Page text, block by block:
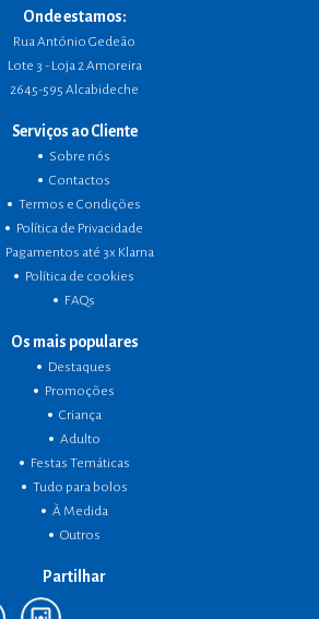
Onde estamos:
Rua António Gedeão
Lote 3 - Loja 2 Amoreira
2645-595 Alcabideche
Serviços ao Cliente
Sobre nós
Contactos
Termos e Condições
Política de Privacidade
Pagamentos até 3x Klarna
Política de cookies
FAQs
Os mais populares
Destaques
Promoções
Criança
Adulto
Festas Temáticas
Tudo para bolos
À Medida
Outros
Partilhar